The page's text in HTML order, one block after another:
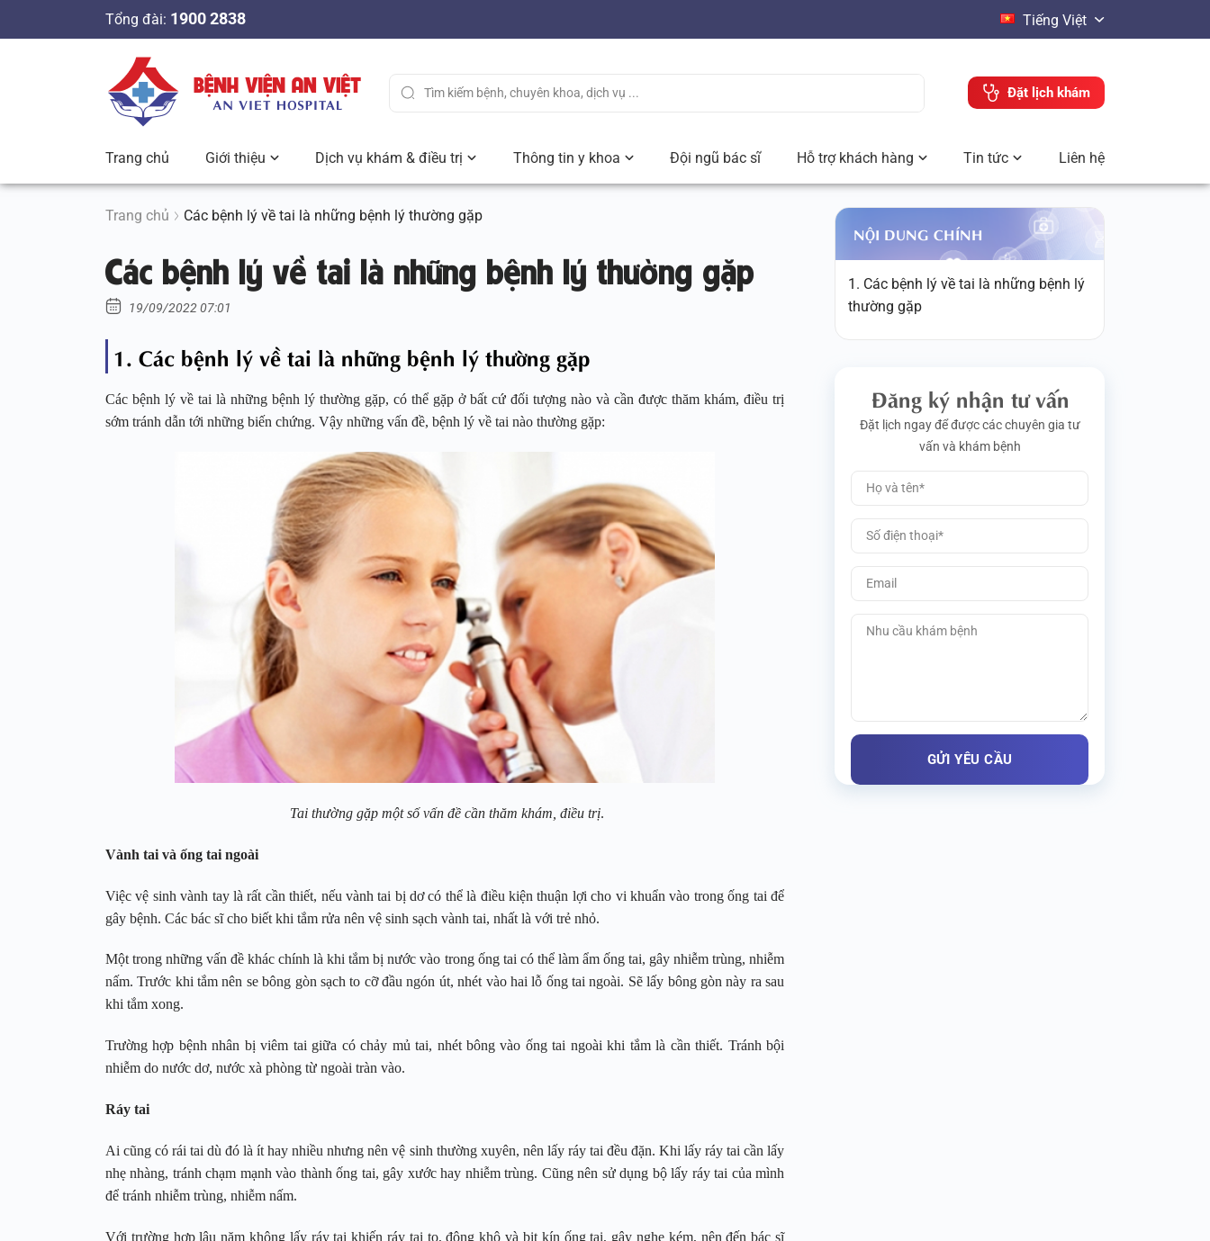
n
Tổng đài: 1900 2838 Tiếng Việt
Đặt lịch khám
Trang chủ Giới thiệu Dịch vụ khám & điều trị Thông tin y khoa Đội ngũ bác sĩ Hỗ trợ khách hàng Tin tức Liên hệ
Trang chủ Các bệnh lý về tai là những bệnh lý thường gặp
Các bệnh lý về tai là những bệnh lý thường gặp
19/09/2022 07:01
1. Các bệnh lý về tai là những bệnh lý thường gặp
Các bệnh lý về tai là những bệnh lý thường gặp, có thể gặp ở bất cứ đối tượng nào và cần được thăm khám, điều trị
sớm tránh dẫn tới những biến chứng. Vậy những vấn đề, bệnh lý về tai nào thường gặp:
Tai thường gặp một số vấn đề cần thăm khám, điều trị.
Vành tai và ống tai ngoài
Việc vệ sinh vành tay là rất cần thiết, nếu vành tai bị dơ có thể là điều kiện thuận lợi cho vi khuẩn vào trong ống tai để
gây bệnh. Các bác sĩ cho biết khi tắm rửa nên vệ sinh sạch vành tai, nhất là với trẻ nhỏ.
Một trong những vấn đề khác chính là khi tắm bị nước vào trong ống tai có thể làm ẩm ống tai, gây nhiễm trùng, nhiễm
nấm. Trước khi tắm nên se bông gòn sạch to cỡ đầu ngón út, nhét vào hai lỗ ống tai ngoài. Sẽ lấy bông gòn này ra sau
khi tắm xong.
Trường hợp bệnh nhân bị viêm tai giữa có chảy mủ tai, nhét bông vào ống tai ngoài khi tắm là cần thiết. Tránh bội
nhiễm do nước dơ, nước xà phòng từ ngoài tràn vào.
Ráy tai
Ai cũng có rái tai dù đó là ít hay nhiều nhưng nên vệ sinh thường xuyên, nên lấy ráy tai đều đặn. Khi lấy ráy tai cần lấy
nhẹ nhàng, tránh chạm mạnh vào thành ống tai, gây xước hay nhiễm trùng. Cũng nên sử dụng bộ lấy ráy tai của mình
để tránh nhiễm trùng, nhiễm nấm.
Với trường hợp lâu năm không lấy ráy tai khiến ráy tai to, đông khô và bịt kín ống tai, gây nghe kém, nên đến bác sĩ
NỘI DUNG CHÍNH
1. Các bệnh lý về tai là những bệnh lý
thường gặp
Đăng ký nhận tư vấn
Đặt lịch ngay để được các chuyên gia tư
vấn và khám bệnh